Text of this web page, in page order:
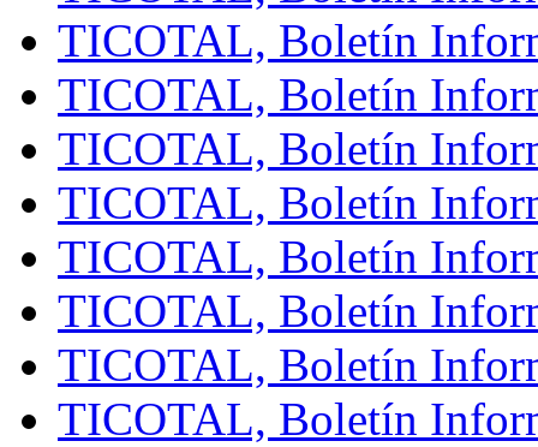
TICOTAL, Boletín
TICOTAL, Boletín
TICOTAL, Boletín
TICOTAL, Boletín
TICOTAL, Boletín
TICOTAL, Boletín
TICOTAL, Boletín
TICOTAL, Boletín